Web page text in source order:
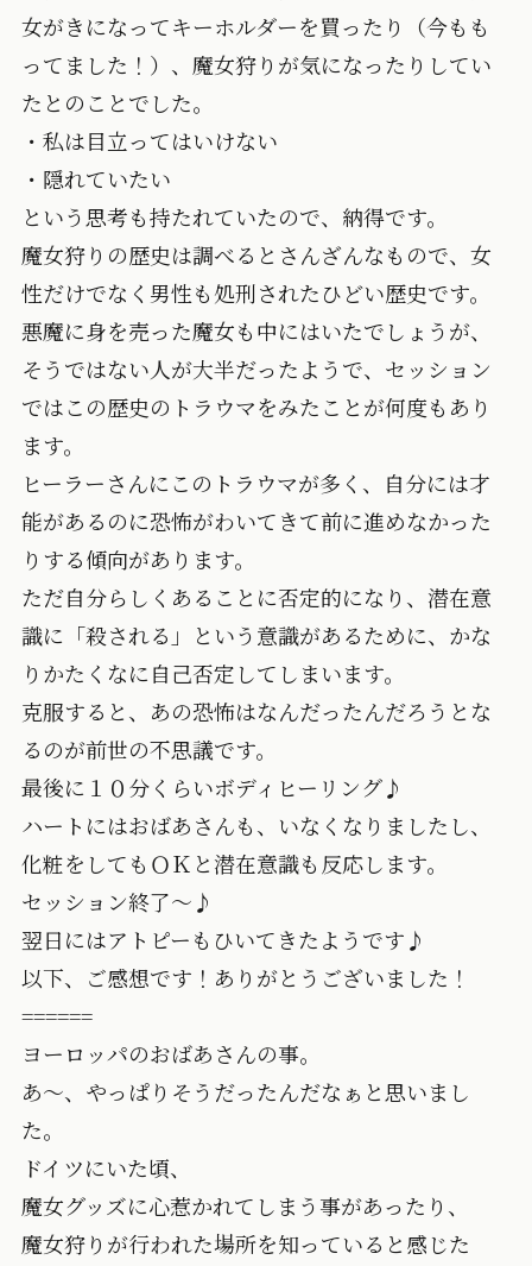
女がきになってキーホルダーを買ったり（今もも
ってました！）、魔女狩りが気になったりしてい
たとのことでした。
・私は目立ってはいけない
・隠れていたい
という思考も持たれていたので、納得です。
魔女狩りの歴史は調べるとさんざんなもので、女
性だけでなく男性も処刑されたひどい歴史です。
悪魔に身を売った魔女も中にはいたでしょうが、
そうではない人が大半だったようで、セッション
ではこの歴史のトラウマをみたことが何度もあり
ます。
ヒーラーさんにこのトラウマが多く、自分には才
能があるのに恐怖がわいてきて前に進めなかった
りする傾向があります。
ただ自分らしくあることに否定的になり、潜在意
識に「殺される」という意識があるために、かな
りかたくなに自己否定してしまいます。
克服すると、あの恐怖はなんだったんだろうとな
るのが前世の不思議です。
最後に１０分くらいボディヒーリング♪
ハートにはおばあさんも、いなくなりましたし、
化粧をしてもＯＫと潜在意識も反応します。
セッション終了～♪
翌日にはアトピーもひいてきたようです♪
以下、ご感想です！ありがとうございました！
======
ヨーロッパのおばあさんの事。
あ〜、やっぱりそうだったんだなぁと思いまし
た。
ドイツにいた頃、
魔女グッズに心惹かれてしまう事があったり、
魔女狩りが行われた場所を知っていると感じた